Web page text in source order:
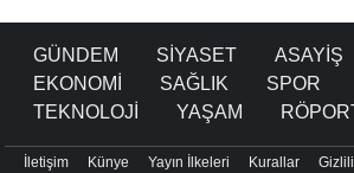
GÜNDEM SİYASET ASAYİŞ
EKONOMİ
SAĞLIK
SPOR
TEKNOLOJİ
YAŞAM
İletişim Künye Yayın İlkeleri Kurallar